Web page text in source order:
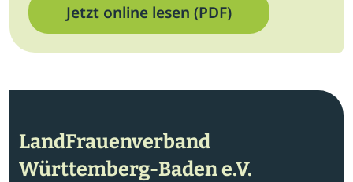
Jetzt online lesen (PDF)
LandFrauenverband
Württemberg-Baden e.V.